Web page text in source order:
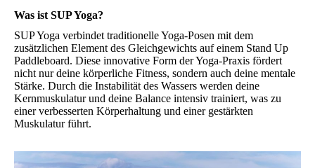
Was ist SUP Yoga?
SUP Yoga verbindet traditionelle Yoga-Posen mit dem
zusätzlichen Element des Gleichgewichts auf einem Stand Up
Paddleboard. Diese innovative Form der Yoga-Praxis fördert
nicht nur deine körperliche Fitness, sondern auch deine mentale
Stärke. Durch die Instabilität des Wassers werden deine
Kernmuskulatur und deine Balance intensiv trainiert, was zu
einer verbesserten Körperhaltung und einer gestärkten
Muskulatur führt.